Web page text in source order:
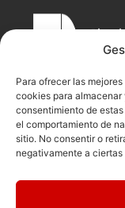
Para ofrecer las
cookies para
consentimiento de
el comportamiento de
sitio. No consentir o
negativamente a